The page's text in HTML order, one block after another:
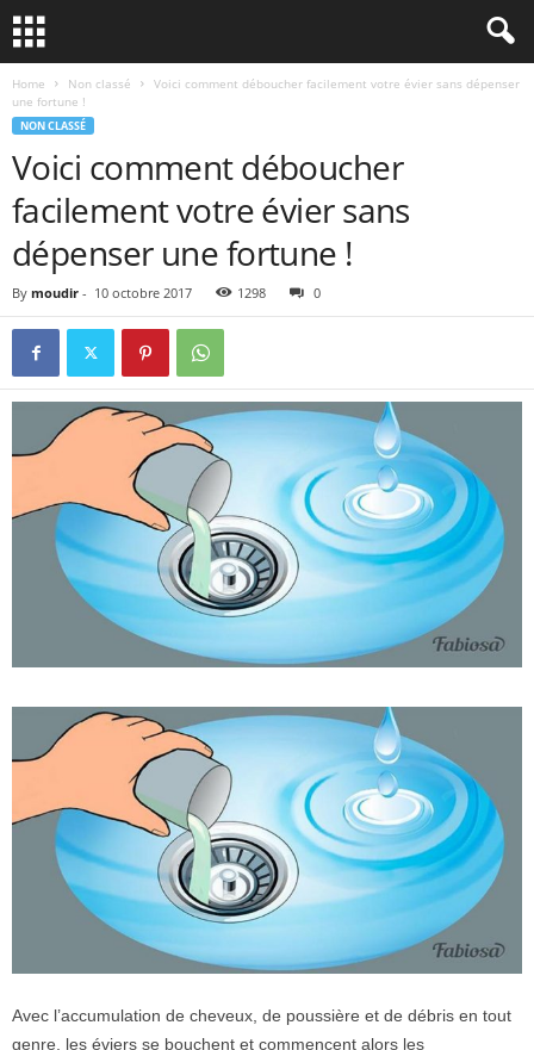
Home Non classé
Voici comment déboucher facilement votre évier sans dépenser
une fortune !
NON CLASSÉ
Voici comment déboucher
facilement votre évier sans
dépenser une fortune !
By moudir - 10 octobre 2017 1298 0
Avec l’accumulation de cheveux, de poussière et de débris en tout
genre, les éviers se bouchent et commencent alors les